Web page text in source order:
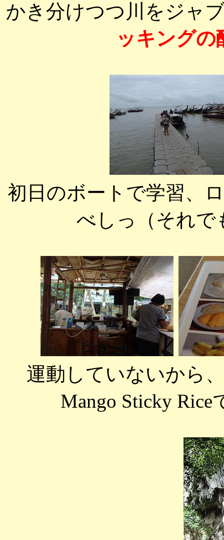
かき分けつつ川をジャ
ッキングの
初日のボートで学習、
べしっ（それで
運動していないから
Mango Sticky